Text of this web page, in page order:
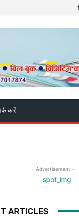
करें
- Advertisement -
ARTICLES